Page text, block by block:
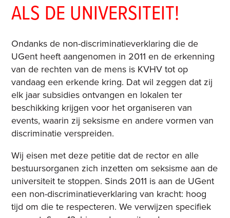
ALS DE UNIVERSITEIT!
Ondanks de non-discriminatieverklaring die de
UGent heeft aangenomen in 2011 en de erkenning
van de rechten van de mens is KVHV tot op
vandaag een erkende kring. Dat wil zeggen dat zij
elk jaar subsidies ontvangen en lokalen ter
beschikking krijgen voor het organiseren van
events, waarin zij seksisme en andere vormen van
discriminatie verspreiden.
Wij eisen met deze petitie dat de rector en alle
bestuursorganen zich inzetten om seksisme aan de
universiteit te stoppen. Sinds 2011 is aan de UGent
een non-discriminatieverklaring van kracht: hoog
tijd om die te respecteren. We verwijzen specifiek